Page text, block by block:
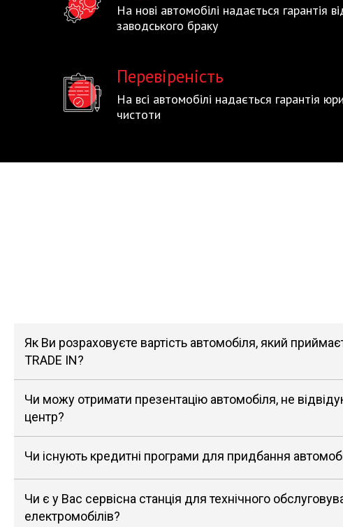
На нові автомобілі надається гарантія
заводського браку
Перевіреність
На всі автомобілі надається гарантія
чистоти
Як Ви розраховуєте вартість автомобіля, який
TRADE IN?
Чи можу отримати презентацію автомобіля, не
центр?
Чи існують кредитні програми для придбання
Чи є у Вас сервісна станція для технічного
електромобілів?